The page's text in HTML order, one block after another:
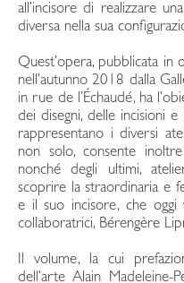
all’incisore di realizzare
diversa nella sua
Quest’opera, pubblicata in
nell’autunno 2018 dalla
in rue de l’Échaudé, ha
dei disegni, delle incisioni
rappresentano i diversi
non solo, consente
nonché degli ultimi,
scoprire la straordinaria e
e il suo incisore, che oggi
collaboratrici, Bérengère
Il volume, la cui
dell’arte Alain